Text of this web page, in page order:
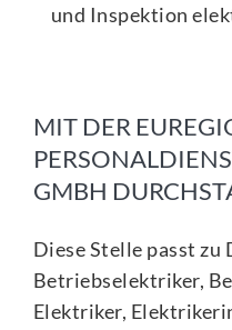
und Inspektion
MIT DER
GMBH
Diese Stelle passt zu
Betriebselektriker,
Elektriker,